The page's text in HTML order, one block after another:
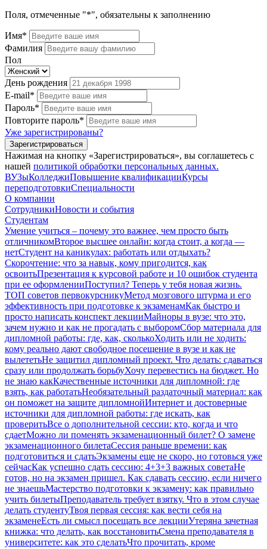
Поля, отмеченные "*", обязательны к заполнению
Имя*
Фамилия
Пол
День рождения
E-mail*
Пароль*
Повторите пароль*
Уже зарегистрированы?
Зарегистрироваться
Нажимая на кнопку «Зарегистрироваться», вы соглашетесь с
нашей политикой обработки персональных данных.
ВУЗыКолледжиПовышение квалификацииКурсы
переподготовкиСпециальности
О компании
СотрудникиНовости и события
Студентам
Умение учиться – почему это важнее, чем просто быть
отличникомВторое высшее онлайн: когда стоит, а когда —
нетСтудент на каникулах: работать или отдыхать?
Скорочтение: что за навык, кому пригодится, как
освоитьПрезентация к курсовой работе и 10 ошибок студента
при ее оформленииПоступил? Теперь у тебя новая жизнь.
ТОП советов первокурсникуМетод мозгового штурма и его
эффективность при подготовке к экзаменамКак быстро и
просто написать конспект лекцииМайноры в вузе: что это,
зачем нужно и как не прогадать с выборомСбор материала для
дипломной работы: где, как, сколькоХодить или не ходить:
кому реально дают свободное посещение в вузе и как не
вылететьНе защитил дипломный проект. Что делать: сдаваться
сразу или продолжать борьбуХочу перевестись на бюджет. Но
не знаю какКачественные источники для дипломной: где
взять, как работатьНеобязательный раздаточный материал: как
он поможет на защите дипломнойИнтернет и достоверные
источники для дипломной работы: где искать, как
проверитьВсе о дополнительной сессии: кто, когда и что
сдаетМожно ли поменять экзаменационный билет? О замене
экзаменационного билетаСессия раньше времени: как
подготовиться и сдатьЭкзамены еще не скоро, но готовься уже
сейчасКак успешно сдать сессию: 4+3+3 важных советаНе
готов, но на экзамен пришел. Как сдавать сессию, если ничего
не знаешьМастерство подготовки к экзамену: как правильно
учить билетыПреподаватель требует взятку. Что в этом случае
делать студентуТвоя первая сессия: как вести себя на
экзаменеЕсть ли смысл посещать все лекцииУтеряна зачетная
книжка: что делать, как восстановитьСмена преподавателя в
университете: как это сделатьЧто прочитать, кроме